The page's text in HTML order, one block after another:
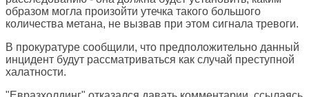
образом могла произойти утечка такого большого
количества метана, не вызвав при этом сигнала тревоги.
В прокуратуре сообщили, что предположительно данный
инцидент будут рассматриваться как случай преступной
халатности.